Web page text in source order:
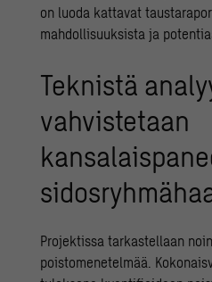
on luoda kattavat
mahdollisuuksista ja
Teknistä
vahvistetaan
Projektissa tarkastellaan
poistomenetelmää.